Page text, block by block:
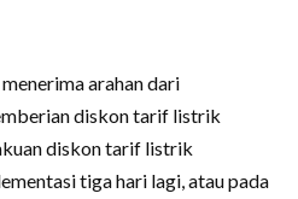
arahan dari
diskon tarif listrik
diskon tarif listrik
tiga hari lagi, atau pada